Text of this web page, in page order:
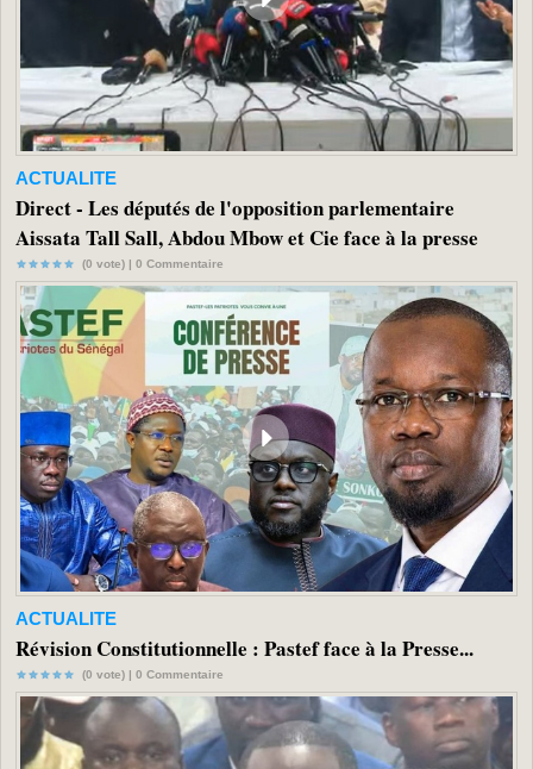
ACTUALITE
Direct - Les députés de l'opposition parlementaire
Aissata Tall Sall, Abdou Mbow et Cie face à la presse
(0 vote) | 0 Commentaire
ACTUALITE
Révision Constitutionnelle : Pastef face à la Presse...
(0 vote) | 0 Commentaire